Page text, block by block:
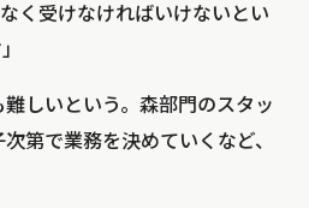
く受けなければいけないとい
しいという。森部門のスタッ
第で業務を決めていくなど、